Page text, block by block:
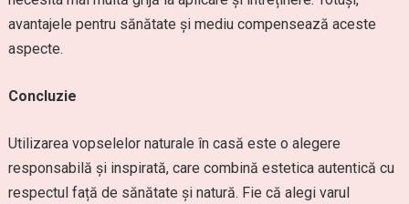
avantajele pentru sănătate și mediu compensează aceste
aspecte.
Concluzie
Utilizarea vopselelor naturale în casă este o alegere
responsabilă și inspirată, care combină estetica autentică cu
respectul față de sănătate și natură. Fie că alegi varul